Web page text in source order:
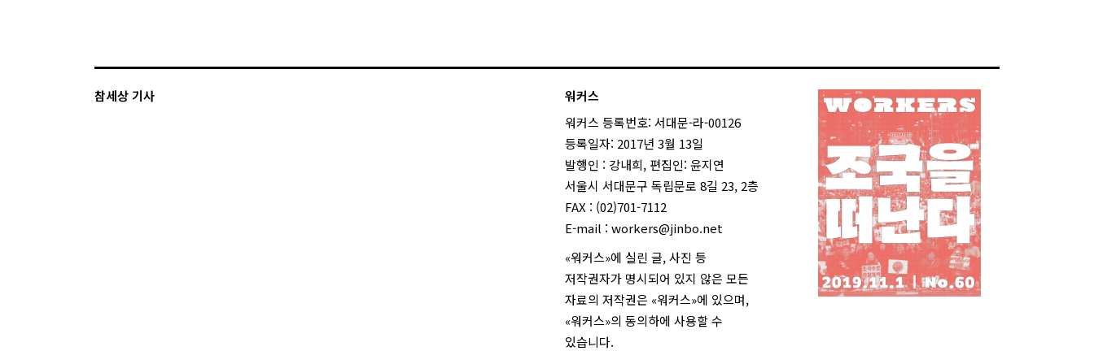
참세상 기사
워커스
워커스 등록번호: 서대문-라-00126
등록일자: 2017년 3월 13일
발행인 : 강내희, 편집인: 윤지연
서울시 서대문구 독립문로 8길 23, 2층
FAX : (02)701-7112
E-mail : workers@jinbo.net
«워커스»에 실린 글, 사진 등
저작권자가 명시되어 있지 않은 모든
자료의 저작권은 «워커스»에 있으며,
«워커스»의 동의하에 사용할 수
있습니다.